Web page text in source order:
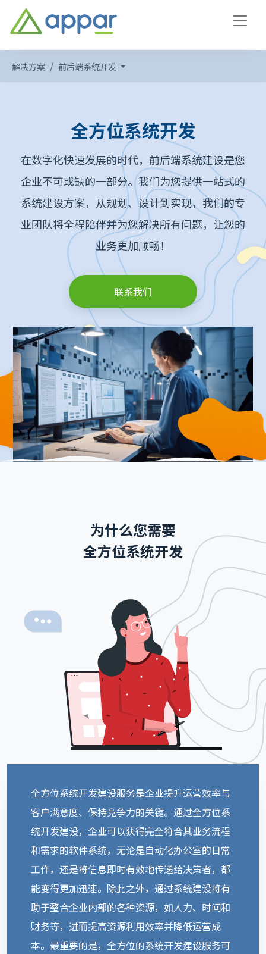
解决方案 前后端系统开发
全方位系统开发
在数字化快速发展的时代，前后端系统建设是您
企业不可或缺的一部分。我们为您提供一站式的
系统建设方案，从规划、设计到实现，我们的专
业团队将全程陪伴并为您解决所有问题，让您的
业务更加顺畅！
联系我们
为什么您需要
全方位系统开发
全方位系统开发建设服务是企业提升运营效率与
客户满意度、保持竞争力的关键。通过全方位系
统开发建设，企业可以获得完全符合其业务流程
和需求的软件系统，无论是自动化办公室的日常
工作，还是将信息即时有效地传递给决策者，都
能变得更加迅速。除此之外，通过系统建设将有
助于整合企业内部的各种资源，如人力、时间和
财务等，进而提高资源利用效率并降低运营成
本。最重要的是，全方位的系统开发建设服务可